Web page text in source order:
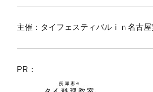
主催：タイフェスティバルｉｎ名古
PR：